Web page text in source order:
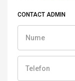
CONTACT ADMIN